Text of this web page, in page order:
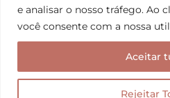
e analisar o nosso tráfego. Ao
você consente com a nossa
Rejeitar
Aceitar
Para quem procura
oAfinity 55 Essential
até USD 55.000 você estará
valor de USD 110.000 para